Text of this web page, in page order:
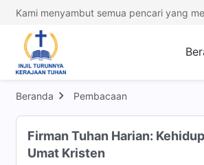
Kami menyambut semua pencari yang
Beranda Pembacaan
Firman Tuhan Harian:
Umat Kristen
Firman Tuhan Harian: Jalan Masuk
Dalam Kehidupan | Kutipan 434
Dalam Kehidupan | Kutipan 435
Dalam Kehidupan | Kutipan 436